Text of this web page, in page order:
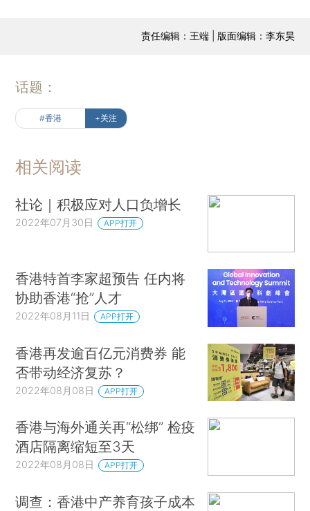
责任编辑：王端 | 版面编辑：李东昊
话题：
#香港 +关注
相关阅读
社论｜积极应对人口负增长
2022年07月30日 APP打开
香港特首李家超预告 任内将
协助香港“抢”人才
2022年08月11日 APP打开
香港再发逾百亿元消费券 能
否带动经济复苏？
2022年08月08日 APP打开
香港与海外通关再“松绑” 检疫
酒店隔离缩短至3天
2022年08月08日 APP打开
调查：香港中产养育孩子成本